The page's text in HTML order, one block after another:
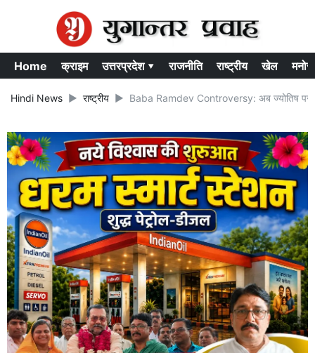
Home क्राइम उत्तरप्रदेश ▾ राजनीति राष्ट्रीय खेल
Hindi News राष्ट्रीय Baba Ramdev Controversy: अब ज्योतिष पर